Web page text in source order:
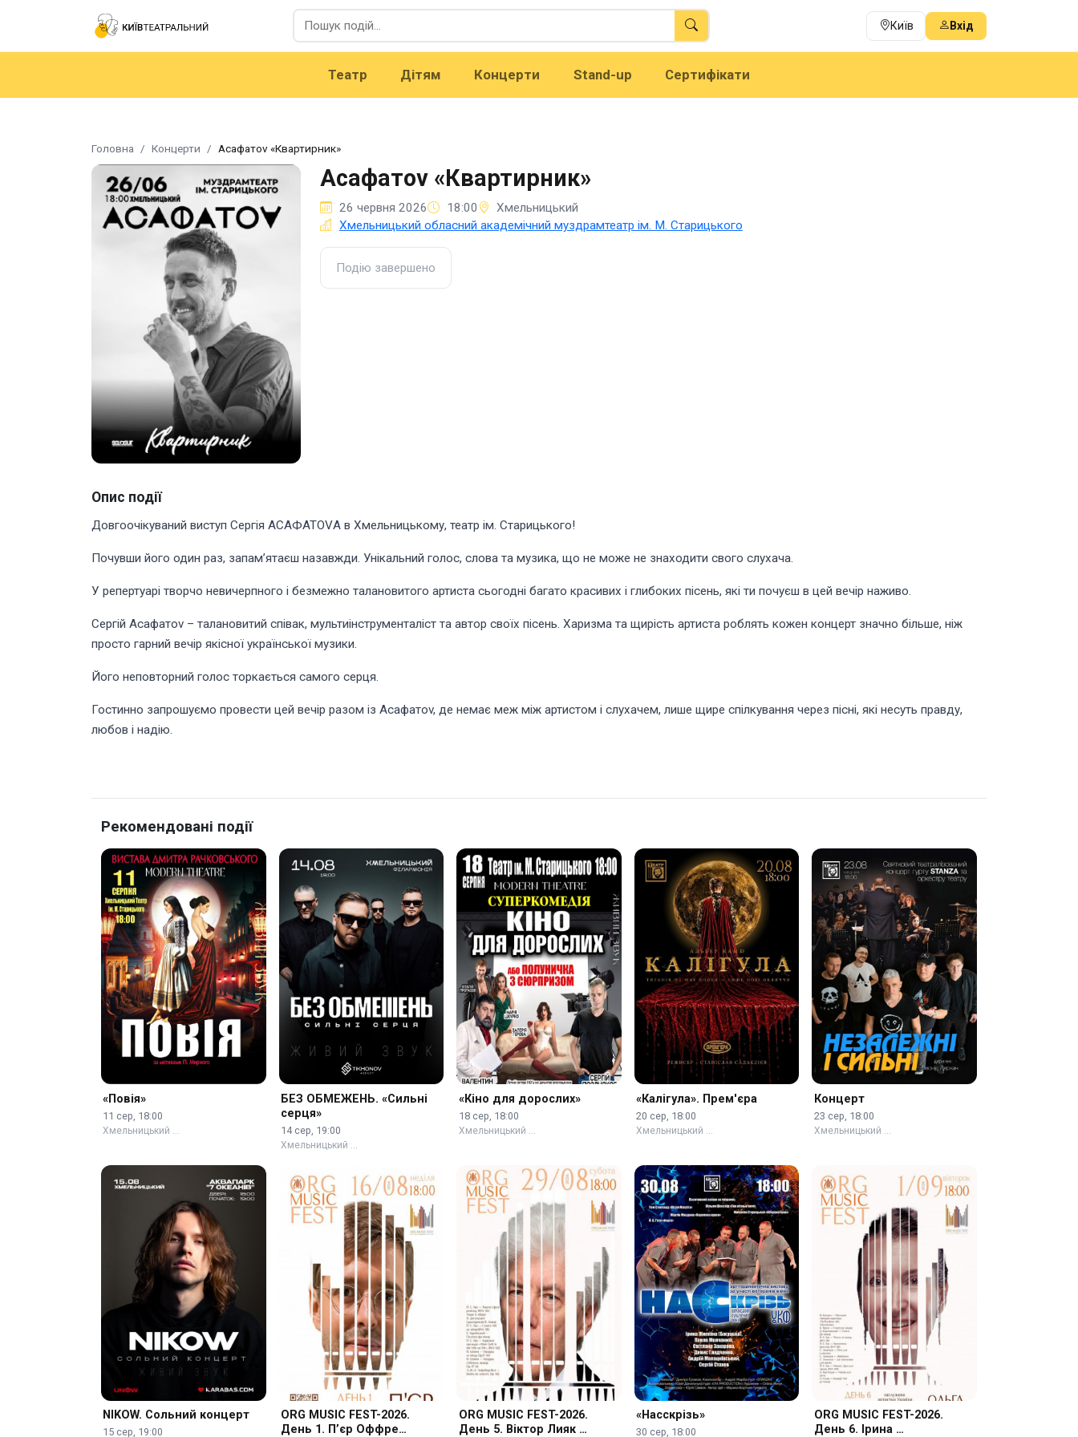
Київ Вхід
Театр Дітям Концерти Stand-up Сертифікати
Головна Концерти Асафатоv «Квартирник»
Асафатоv «Квартирник»
26 червня 2026 18:00
Хмельницький
Хмельницький обласний академічний муздрамтеатр ім. М. Старицького
Подію завершено
Опис події
Довгоочікуваний виступ Сергія АСАФАТОVА в Хмельницькому, театр ім. Старицького!
Почувши його один раз, запам’ятаєш назавжди. Унікальний голос, слова та музика, що не може не знаходити свого слухача.
У репертуарі творчо невичерпного і безмежно талановитого артиста сьогодні багато красивих і глибоких пісень, які ти почуєш в цей вечір наживо.
Сергій Асафатоv – талановитий співак, мультиінструменталіст та автор своїх пісень. Харизма та щирість артиста роблять кожен концерт значно більше, ніж
просто гарний вечір якісної української музики.
Його неповторний голос торкається самого серця.
Гостинно запрошуємо провести цей вечір разом із Асафатоv, де немає меж між артистом і слухачем, лише щире спілкування через пісні, які несуть правду,
любов і надію.
Рекомендовані події
«Повія»
11 сер, 18:00
Хмельницький …
БЕЗ ОБМЕЖЕНЬ. «Сильні
серця»
14 сер, 19:00
Хмельницький …
«Кіно для дорослих»
18 сер, 18:00
Хмельницький …
«Калігула». Прем'єра
20 сер, 18:00
Хмельницький …
Концерт
23 сер, 18:00
Хмельницький …
NIKOW. Сольний концерт
15 сер, 19:00
ORG MUSIC FEST-2026.
День 1. П’єр Оффре
ORG MUSIC FEST-2026.
День 5. Віктор Лияк …
«Насскрізь»
30 сер, 18:00
ORG MUSIC FEST-2026.
День 6. Ірина …